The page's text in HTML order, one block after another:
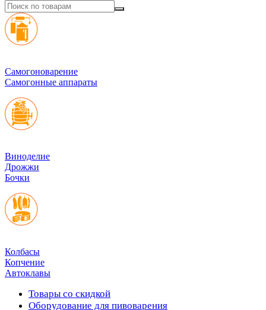
Cамогоноварение
Самогонные аппараты
Виноделие
Дрожжи
Бочки
Колбасы
Копчение
Автоклавы
Товары со скидкой
Оборудование для пивоварения